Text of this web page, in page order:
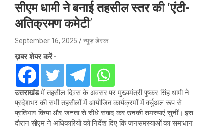
सीएम धामी ने बनाई तहसील स्तर की ‘एंटी-
अतिक्रमण कमेटी’
September 16, 2025 न्यूज़ डेस्क
ख़बर शेयर करें -
उत्तराखंडमें तहसील दिवस के अवसर पर मुख्यमंत्री पुष्कर सिंह धामी ने
प्रदेशभर की सभी तहसीलों में आयोजित कार्यक्रमों में वर्चुअल रूप से
प्रतिभाग किया और जनता से सीधे संवाद कर उनकी समस्याएं सुनीं। इस
दौरान सीएम ने अधिकारियों को निर्देश दिए कि जनसमस्याओं का समाधान